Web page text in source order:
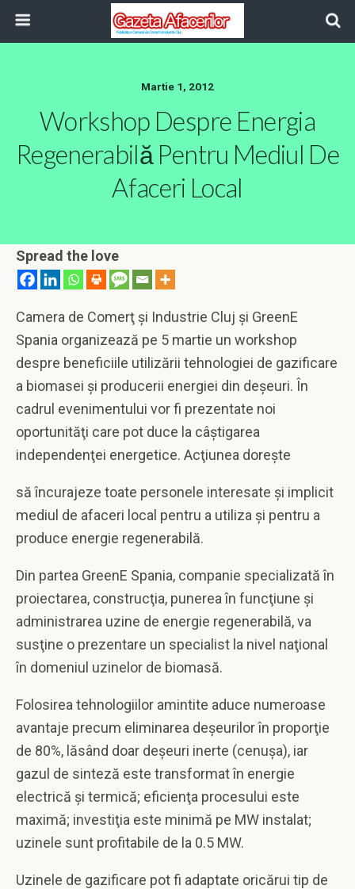
Martie 1, 2012
Workshop Despre Energia
Regenerabilă Pentru Mediul De
Afaceri Local
Spread the love
Camera de Comerţ şi Industrie Cluj şi GreenE
Spania organizează pe 5 martie un workshop
despre beneficiile utilizării tehnologiei de gazificare
a biomasei şi producerii energiei din deşeuri. În
cadrul evenimentului vor fi prezentate noi
oportunităţi care pot duce la câştigarea
independenţei energetice. Acţiunea doreşte
să încurajeze toate personele interesate şi implicit
mediul de afaceri local pentru a utiliza şi pentru a
produce energie regenerabilă.
Din partea GreenE Spania, companie specializată în
proiectarea, construcţia, punerea în funcţiune şi
administrarea uzine de energie regenerabilă, va
susţine o prezentare un specialist la nivel naţional
în domeniul uzinelor de biomasă.
Folosirea tehnologiilor amintite aduce numeroase
avantaje precum eliminarea deşeurilor în proporţie
de 80%, lăsând doar deşeuri inerte (cenuşa), iar
gazul de sinteză este transformat în energie
electrică şi termică; eficienţa procesului este
maximă; investiţia este minimă pe MW instalat;
uzinele sunt profitabile de la 0.5 MW.
Uzinele de gazificare pot fi adaptate oricărui tip de